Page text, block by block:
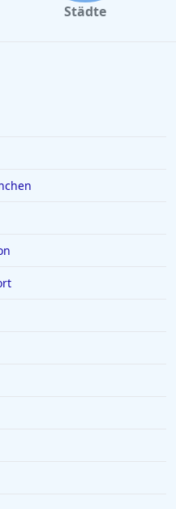
Städte